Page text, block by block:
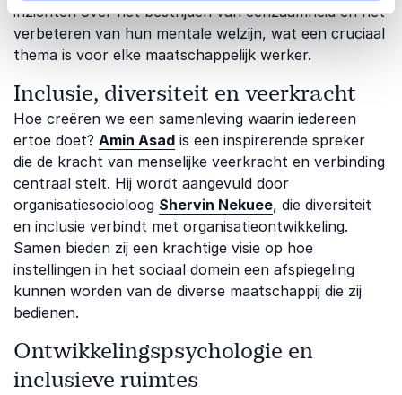
inzichten over het bestrijden van eenzaamheid en het
verbeteren van hun mentale welzijn, wat een cruciaal
thema is voor elke maatschappelijk werker.
Inclusie, diversiteit en veerkracht
Hoe creëren we een samenleving waarin iedereen
ertoe doet? Amin Asad is een inspirerende spreker
die de kracht van menselijke veerkracht en verbinding
centraal stelt. Hij wordt aangevuld door
organisatiesocioloog Shervin Nekuee, die diversiteit
en inclusie verbindt met organisatieontwikkeling.
Samen bieden zij een krachtige visie op hoe
instellingen in het sociaal domein een afspiegeling
kunnen worden van de diverse maatschappij die zij
bedienen.
Ontwikkelingspsychologie en
inclusieve ruimtes